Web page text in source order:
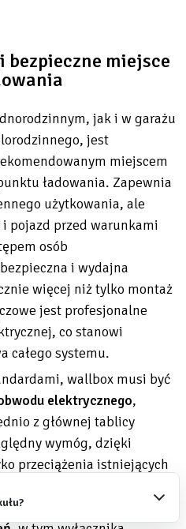
bezpieczne miejsce
jak i w garażu
jest
miejscem
ładowania. Zapewnia
użytkowania, ale
pojazd przed warunkami
osób
i wydajna
więcej niż tylko montaż
jest profesjonalne
co stanowi
całego systemu.
wallbox musi być
elektrycznego,
z głównej tablicy
wymóg, dzięki
przeciążenia istniejących
inne domowe
jest zastosowanie